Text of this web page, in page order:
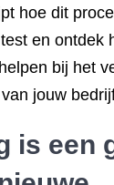
hoe dit
en ontdek
bij het
jouw
is een